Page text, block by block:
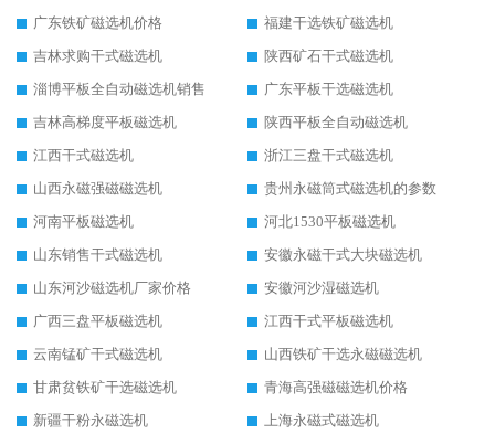
广东铁矿磁选机价格
福建干选铁矿磁选机
吉林求购干式磁选机
陕西矿石干式磁选机
淄博平板全自动磁选机销售
广东平板干选磁选机
吉林高梯度平板磁选机
陕西平板全自动磁选机
江西干式磁选机
浙江三盘干式磁选机
山西永磁强磁磁选机
贵州永磁筒式磁选机的参数
河南平板磁选机
河北1530平板磁选机
山东销售干式磁选机
安徽永磁干式大块磁选机
山东河沙磁选机厂家价格
安徽河沙湿磁选机
广西三盘平板磁选机
江西干式平板磁选机
云南锰矿干式磁选机
山西铁矿干选永磁磁选机
甘肃贫铁矿干选磁选机
青海高强磁磁选机价格
新疆干粉永磁选机
上海永磁式磁选机